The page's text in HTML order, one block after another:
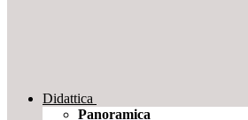
Didattica
Panoramica